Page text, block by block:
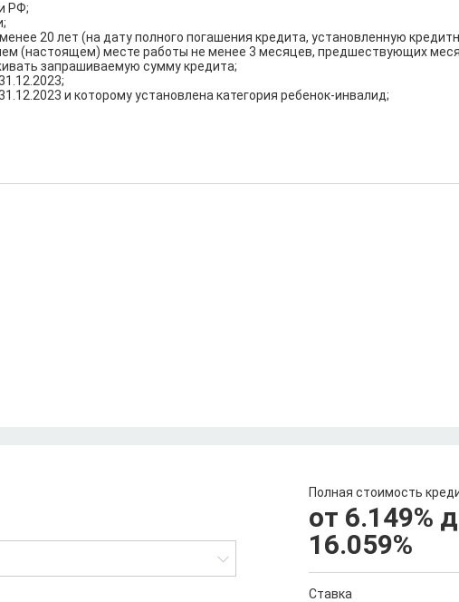
РФ;
20 лет (на дату полного погашения кредита, установленную
(настоящем) месте работы не менее 3 месяцев, предшествующих
запрашиваемую сумму кредита;
и которому установлена категория ребенок-инвалид;
Полная стоимость
от 6.149%
16.059%
Ставка